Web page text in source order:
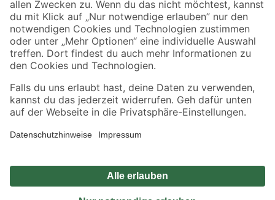
Jetzt die toom-App herunterladen
Alle Preisangaben in EUR inkl. gesetzl. MwSt.. Die dargestellten Angebote sind unter
Umständen nicht in allen Märkten verfügbar. Die angegebenen Verfügbarkeiten beziehen
Produkte nur solange der Vorrat reicht.
*Paketversand ab 59 € versandkostenfrei, gilt nicht für Artikel mit Speditionsversand, hier
Privatsphäre Impressum
Nutzungsbedingungen
Widerrufsrecht
Vertrag widerrufen